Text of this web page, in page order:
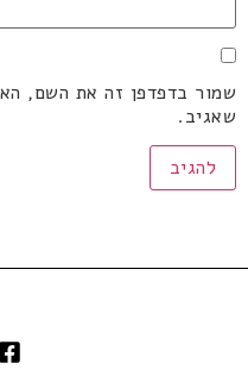
שמור בדפדפן זה את השם,
שאגיב.